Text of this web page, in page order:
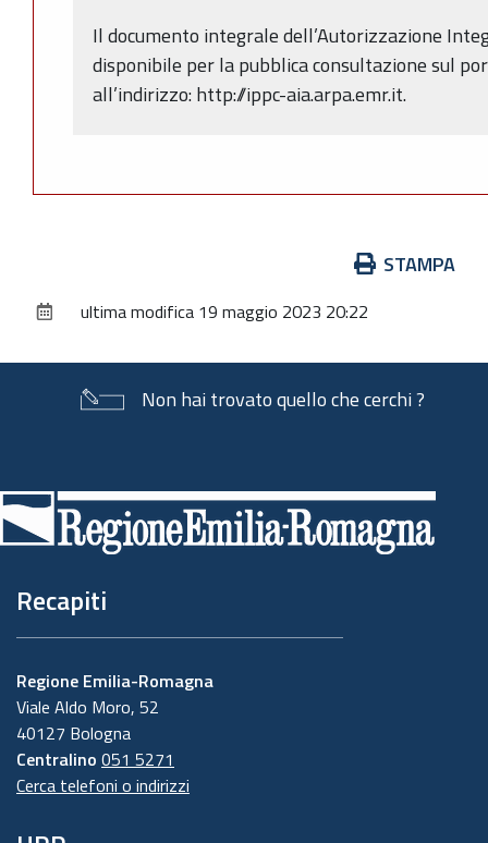
Il documento integrale dell’Autorizzazione
disponibile per la pubblica consultazione sul
all’indirizzo: http://ippc-aia.arpa.emr.it.
documento
STAMPA
ultima modifica 19 maggio 2023 20:22
Non hai trovato quello che cerchi ?
di
pagina
Recapiti
Regione Emilia-Romagna
Viale Aldo Moro, 52
40127 Bologna
Centralino 051 5271
Cerca telefoni o indirizzi